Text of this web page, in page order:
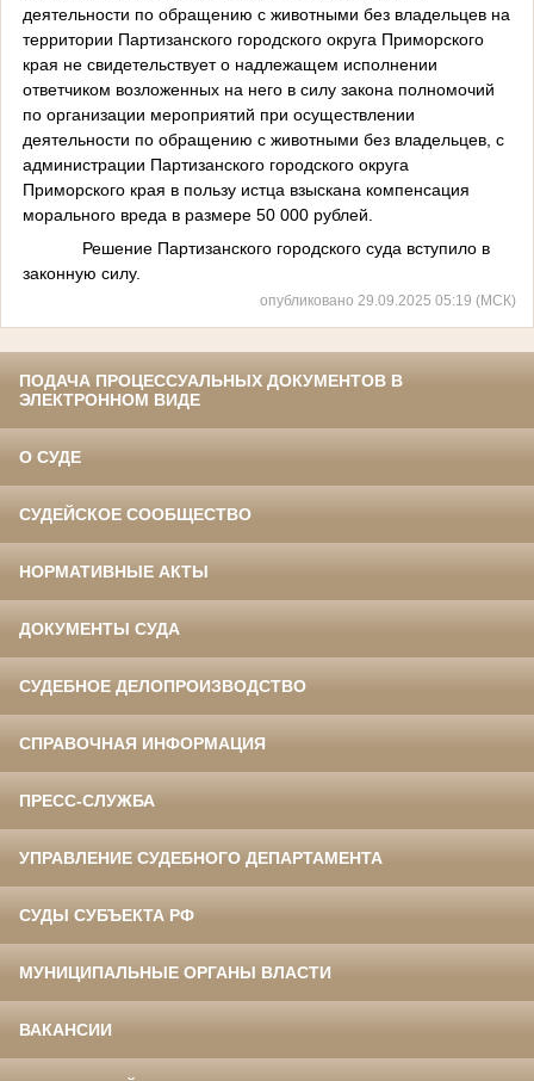
деятельности по обращению с животными без владельцев на
территории Партизанского городского округа Приморского
края не свидетельствует о надлежащем исполнении
ответчиком возложенных на него в силу закона полномочий
по организации мероприятий при осуществлении
деятельности по обращению с животными без владельцев, с
администрации Партизанского городского округа
Приморского края в пользу истца взыскана компенсация
морального вреда в размере 50 000 рублей.
Решение Партизанского городского суда вступило в
законную силу.
опубликовано 29.09.2025 05:19 (МСК)
ПОДАЧА ПРОЦЕССУАЛЬНЫХ ДОКУМЕНТОВ В
ЭЛЕКТРОННОМ ВИДЕ
О СУДЕ
СУДЕЙСКОЕ СООБЩЕСТВО
НОРМАТИВНЫЕ АКТЫ
ДОКУМЕНТЫ СУДА
СУДЕБНОЕ ДЕЛОПРОИЗВОДСТВО
СПРАВОЧНАЯ ИНФОРМАЦИЯ
ПРЕСС-СЛУЖБА
УПРАВЛЕНИЕ СУДЕБНОГО ДЕПАРТАМЕНТА
СУДЫ СУБЪЕКТА РФ
МУНИЦИПАЛЬНЫЕ ОРГАНЫ ВЛАСТИ
ВАКАНСИИ